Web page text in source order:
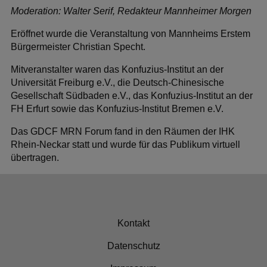
Moderation: Walter Serif, Redakteur Mannheimer Morgen
Eröffnet wurde die Veranstaltung von Mannheims Erstem
Bürgermeister Christian Specht.
Mitveranstalter waren das Konfuzius-Institut an der
Universität Freiburg e.V., die Deutsch-Chinesische
Gesellschaft Südbaden e.V., das Konfuzius-Institut an der
FH Erfurt sowie das Konfuzius-Institut Bremen e.V.
Das GDCF MRN Forum fand in den Räumen der IHK
Rhein-Neckar statt und wurde für das Publikum virtuell
übertragen.
Kontakt
Datenschutz